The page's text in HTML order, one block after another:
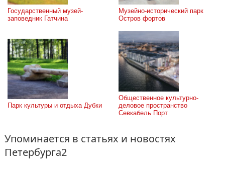
Государственный музей-
заповедник Гатчина
Музейно-исторический парк
Остров фортов
Парк культуры и отдыха Дубки
Общественное культурно-
деловое пространство
Севкабель Порт
Упоминается в статьях и новостях
Петербурга2